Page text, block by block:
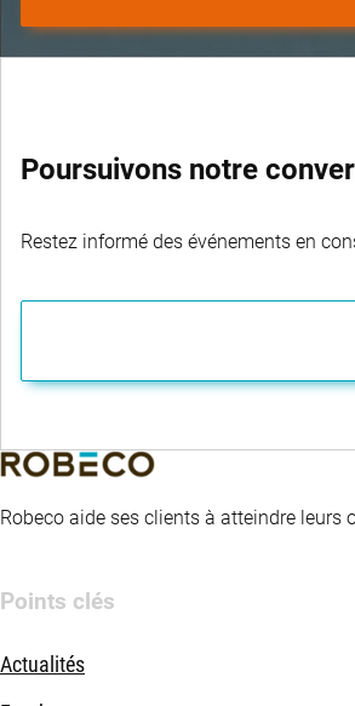
Poursuivons notre
Restez informé des événements en
Robeco aide ses clients à atteindre
Points clés
Actualités